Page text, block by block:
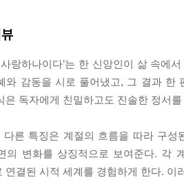
자
日)
점심
바라보며
케치
사랑하나이다’는 한 신앙인이 삶 속에
와 감동을 시로 풀어냈고, 그 결과 한
은 독자에게 친밀하고도 진솔한 정서
른 특징은 계절의 흐름을 따라 구성
의 변화를 상징적으로 보여준다. 각
연결된 시적 세계를 경험하게 한다.